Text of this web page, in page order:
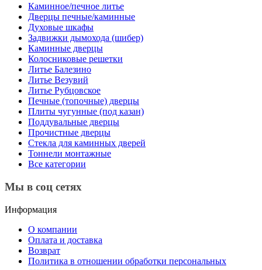
Каминное/печное литье
Дверцы печные/каминные
Духовые шкафы
Задвижки дымохода (шибер)
Каминные дверцы
Колосниковые решетки
Литье Балезино
Литье Везувий
Литье Рубцовское
Печные (топочные) дверцы
Плиты чугунные (под казан)
Поддувальные дверцы
Прочистные дверцы
Стекла для каминных дверей
Тоннели монтажные
Все категории
Мы в соц сетях
Информация
О компании
Оплата и доставка
Возврат
Политика в отношении обработки персональных